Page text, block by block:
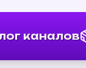
каналов